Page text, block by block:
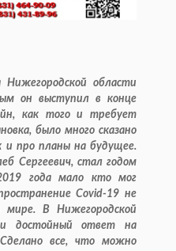
Нижегородской области
он выступил в конце
как того и требует
было много сказано
и про планы на будущее.
Сергеевич, стал годом
года мало кто мог
Covid-19 не
В Нижегородской
достойный ответ на
все, что можно